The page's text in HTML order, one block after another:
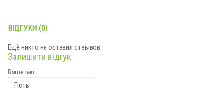
ВІДГУКИ (0)
Ещё никто не оставил отзывов.
Залишити відгук
Ваше імя: